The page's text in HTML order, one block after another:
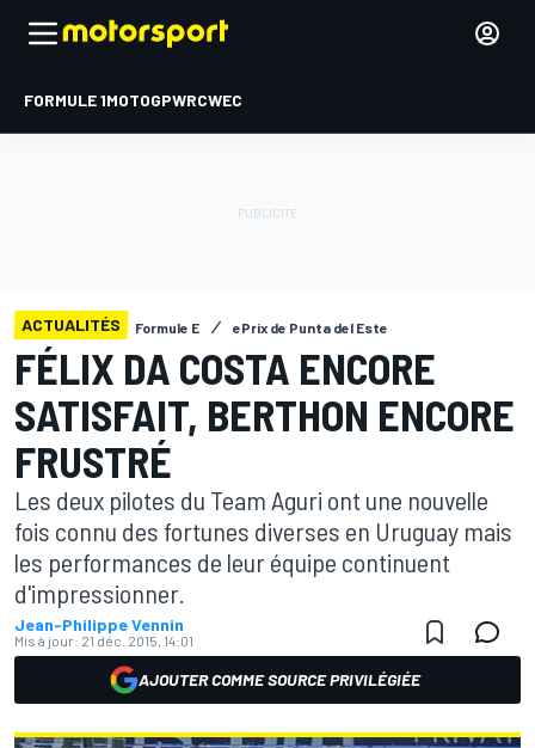
FORMULE 1MOTOGPWRCWEC
ACTUALITÉS Formule E ePrix de Punta del Este
FÉLIX DA COSTA ENCORE
SATISFAIT, BERTHON ENCORE
FRUSTRÉ
Les deux pilotes du Team Aguri ont une nouvelle
fois connu des fortunes diverses en Uruguay mais
les performances de leur équipe continuent
d'impressionner.
Jean-Philippe Vennin
Mis à jour: 21 déc. 2015, 14:01
AJOUTER COMME SOURCE PRIVILÉGIÉE